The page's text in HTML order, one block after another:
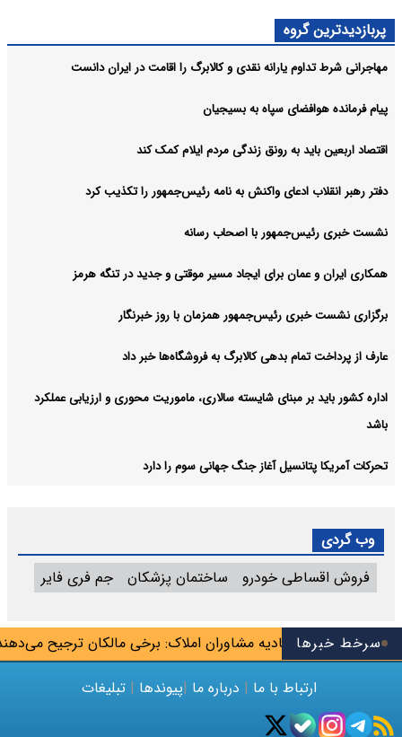
سرخط خبرهااتحادیه مشاوران املاک: برخی مالکان ترجیح می‌دهند
پربازدیدترین گروه
مهاجرانی شرط تداوم یارانه نقدی و کالابرگ را اقامت در ایران دانست
پیام فرمانده هوافضای سپاه به بسیجیان
اقتصاد اربعین باید به رونق زندگی مردم ایلام کمک کند
دفتر رهبر انقلاب ادعای واکنش به نامه رئیس‌جمهور را تکذیب کرد
نشست خبری رئیس‌جمهور با اصحاب رسانه
همکاری ایران و عمان برای ایجاد مسیر موقتی و جدید در تنگه هرمز
برگزاری نشست خبری رئیس‌جمهور همزمان با روز خبرنگار
عارف از پرداخت تمام بدهی کالابرگ به فروشگاه‌ها خبر داد
اداره کشور باید بر مبنای شایسته سالاری، ماموریت محوری و ارزیابی عملکرد
باشد
تحرکات آمریکا پتانسیل آغاز جنگ جهانی سوم را دارد
وب گردی
فروش اقساطی خودرو
ساختمان پزشکان جم فری فایر
ارتباط با ما | درباره ما |پیوندها | تبلیغات